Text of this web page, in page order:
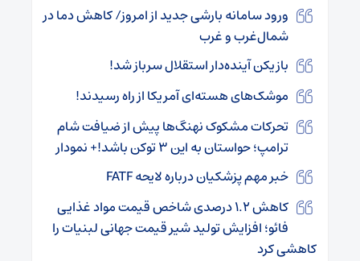
ورود سامانه بارشی جدید از امروز/ کاهش دما در
شمال‌غرب و غرب
بازیکن آینده‌دار استقلال سرباز شد!
موشک‌های هسته‌ای آمریکا از راه رسیدند!
تحرکات مشکوک نهنگ‌ها پیش از ضیافت شام
ترامپ؛ حواستان به این ۳ توکن باشد!+ نمودار
خبر مهم پزشکیان درباره لایحه FATF
کاهش ۱.۲ درصدی شاخص قیمت مواد غذایی
فائو؛ افزایش تولید شیر قیمت جهانی لبنیات را
کاهشی کرد